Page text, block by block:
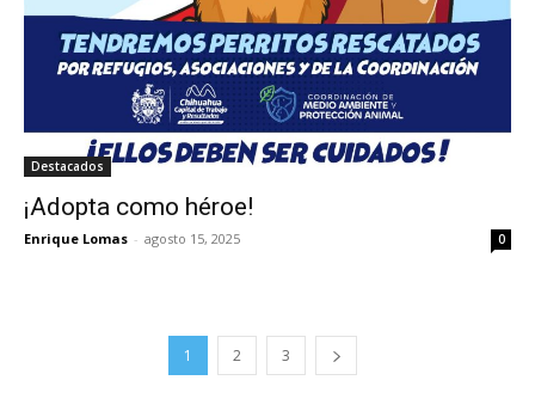
Destacados
¡Adopta como héroe!
Enrique Lomas - agosto 15, 2025 0
1 2 3